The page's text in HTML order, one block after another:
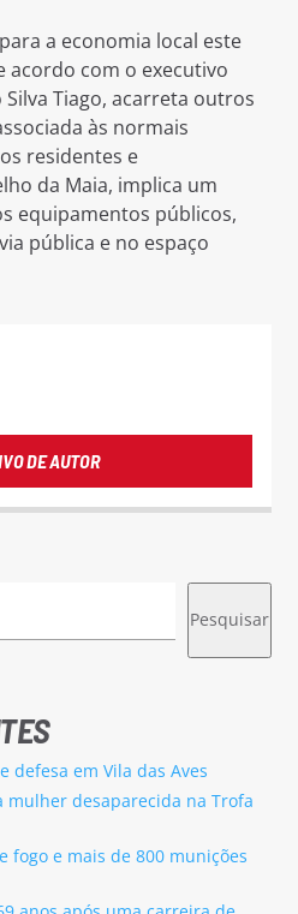
a economia local este
com o executivo
Silva Tiago, acarreta outros
às normais
residentes e
da Maia, implica um
equipamentos públicos,
pública e no espaço
DE AUTOR
Pesquisar
defesa em Vila das Aves
mulher desaparecida na Trofa
fogo e mais de 800 munições